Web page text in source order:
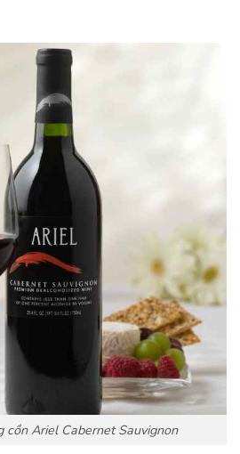
cồn Ariel Cabernet Sauvignon